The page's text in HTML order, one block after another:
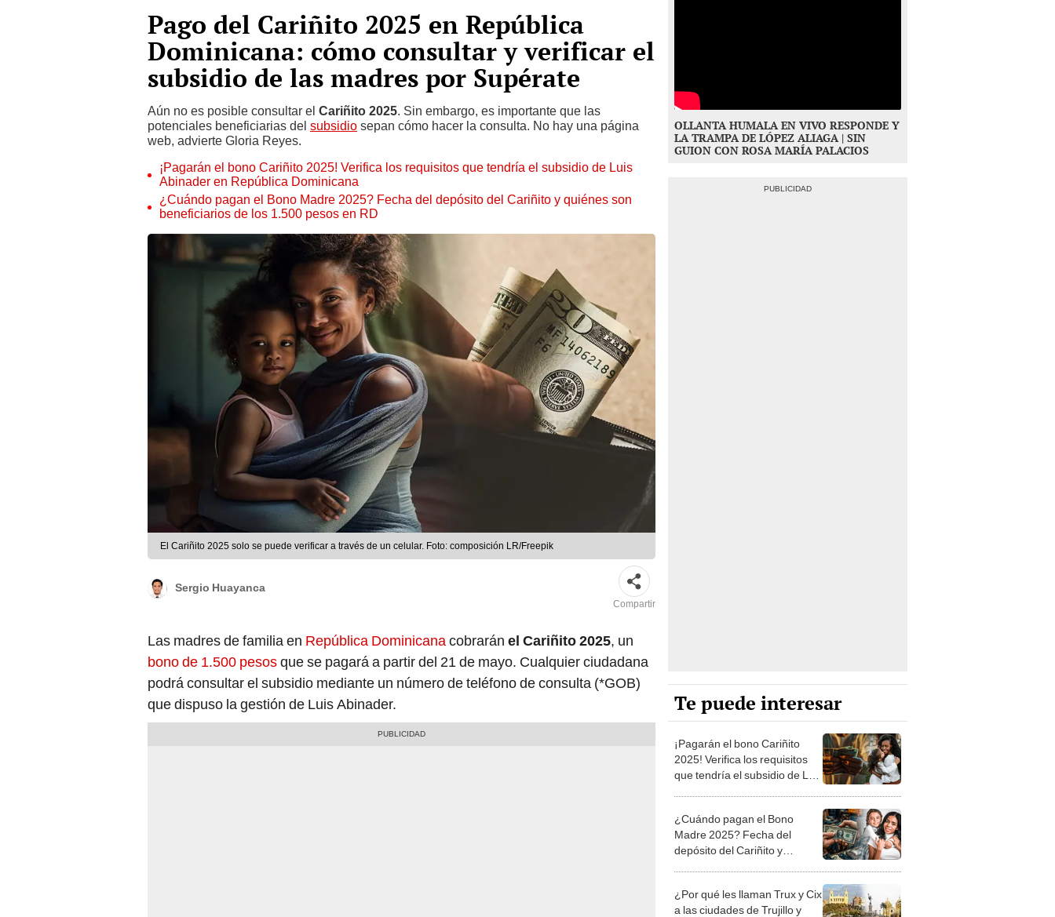
Pago del Cariñito 2025 en República
Dominicana: cómo consultar y verificar el
subsidio de las madres por Supérate
Aún no es posible consultar el Cariñito 2025. Sin embargo, es importante que las
potenciales beneficiarias del subsidio sepan cómo hacer la consulta. No hay una página
web, advierte Gloria Reyes.
¡Pagarán el bono Cariñito 2025! Verifica los requisitos que tendría el subsidio de Luis
Abinader en República Dominicana
¿Cuándo pagan el Bono Madre 2025? Fecha del depósito del Cariñito y quiénes son
beneficiarios de los 1.500 pesos en RD
El Cariñito 2025 solo se puede verificar a través de un celular. Foto: composición LR/Freepik
Sergio Huayanca
Compartir
Las madres de familia en República Dominicanacobrarán el Cariñito 2025, un
bono de 1.500 pesosque se pagará a partir del 21 de mayo. Cualquier ciudadana
podrá consultar el subsidio mediante un número de teléfono de consulta (*GOB)
que dispuso la gestión de Luis Abinader.
OLLANTA HUMALA EN VIVO RESPONDE Y
LA TRAMPA DE LÓPEZ ALIAGA | SIN
GUION CON ROSA MARÍA PALACIOS
Te puede interesar
¡Pagarán el bono Cariñito
2025! Verifica los requisitos
que tendría el subsidio de Luis
¿Cuándo pagan el Bono
Madre 2025? Fecha del
depósito del Cariñito y
¿Por qué les llaman Trux y Cix
a las ciudades de Trujillo y